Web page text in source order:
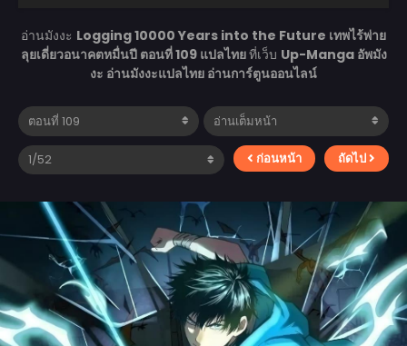
อ่านมังงะ Logging 10000 Years into the Future เทพไร้พ่าย
ลุยเดี่ยวอนาคตหมื่นปี ตอนที่ 109 แปลไทยที่เว็บ Up-Manga อัพมัง
งะ อ่านมังงะแปลไทย อ่านการ์ตูนออนไลน์
ก่อนหน้า ถัดไป